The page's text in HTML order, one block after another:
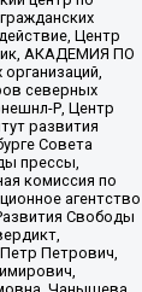
Центр
АКАДЕМИЯ ПО
северных
Р, Центр
развития
Совета
прессы,
комиссия по
агентство
Свободы
Петрович,